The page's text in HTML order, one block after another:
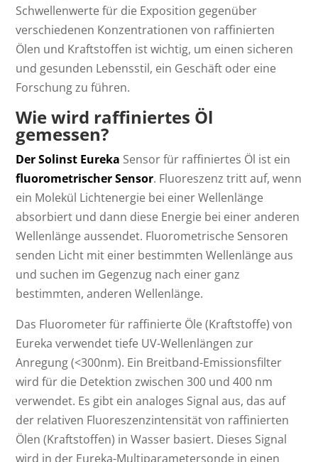
Schwellenwerte für die Exposition gegenüber
verschiedenen Konzentrationen von raffinierten
Ölen und Kraftstoffen ist wichtig, um einen sicheren
und gesunden Lebensstil, ein Geschäft oder eine
Forschung zu führen.
Wie wird raffiniertes Öl
gemessen?
Der Solinst Eureka Sensor für raffiniertes Öl ist ein
fluorometrischer Sensor. Fluoreszenz tritt auf, wenn
ein Molekül Lichtenergie bei einer Wellenlänge
absorbiert und dann diese Energie bei einer anderen
Wellenlänge aussendet. Fluorometrische Sensoren
senden Licht mit einer bestimmten Wellenlänge aus
und suchen im Gegenzug nach einer ganz
bestimmten, anderen Wellenlänge.
Das Fluorometer für raffinierte Öle (Kraftstoffe) von
Eureka verwendet tiefe UV-Wellenlängen zur
Anregung (<300nm). Ein Breitband-Emissionsfilter
wird für die Detektion zwischen 300 und 400 nm
verwendet. Es gibt ein analoges Signal aus, das auf
der relativen Fluoreszenzintensität von raffinierten
Ölen (Kraftstoffen) in Wasser basiert. Dieses Signal
wird in der Eureka-Multiparametersonde in einen